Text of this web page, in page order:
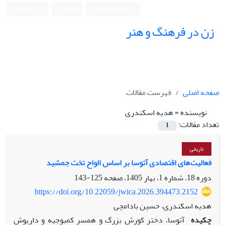
زن در فرهنگ و هنر
صفحه اصلی
فهرست مقالات
نویسنده =هدیه اسکندری
تعداد مقالات:
1
تاریخی
فعالیت‌های اقتصادی آتوسا بر اساس الواح تخت جمشید
دوره 18، شماره 1، بهار 1405، صفحه
125-143
https://doi.org/10.22059/jwica.2026.394473.2152
هدیه اسکندری، حسین بادامچی
چکیده آتوسا، دختر کورش بزرگ و همسر کمبوجیه و داریوش